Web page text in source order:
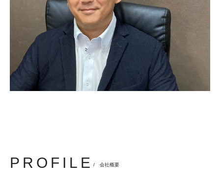
PROFILE / 会社概要